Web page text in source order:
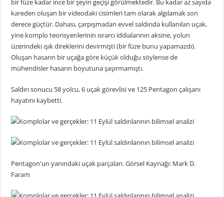
bir füze kadar ince bir şeyin geçişi görülmektedir. Bu kadar az sayıda
kareden oluşan bir videodaki cisimleri tam olarak algılamak son
derece güçtür. Dahası, çarpışmadan evvel saldırıda kullanılan uçak,
yine komplo teorisyenlerinin ısrarcı iddialarının aksine, yolun
üzerindeki ışık direklerini devirmişti (bir füze bunu yapamazdı).
Oluşan hasarın bir uçağa göre küçük olduğu söylense de
mühendisler hasarın boyutuna şaşırmamıştı.
Saldırı sonucu 58 yolcu, 6 uçak görevlisi ve 125 Pentagon çalışanı
hayatını kaybetti.
Pentagon'un yanındaki uçak parçaları. Görsel Kaynağı: Mark D.
Faram